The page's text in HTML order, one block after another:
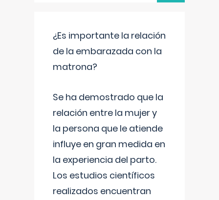
¿Es importante la relación
de la embarazada con la
matrona?
Se ha demostrado que la
relación entre la mujer y
la persona que le atiende
influye en gran medida en
la experiencia del parto.
Los estudios científicos
realizados encuentran